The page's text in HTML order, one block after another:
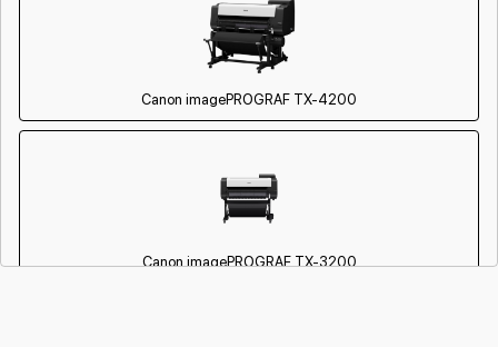
Canon imagePROGRAF TX-4200
Canon imagePROGRAF TX-3200